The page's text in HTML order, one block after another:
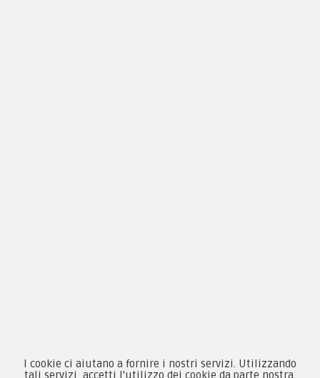
Collezionismo e Vintage
I cookie ci aiutano a fornire i nostri servizi. Utilizzando
tali servizi, accetti l'utilizzo dei cookie da parte nostra.